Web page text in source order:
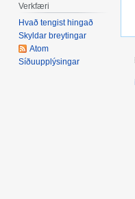
Verkfæri
Hvað tengist hingað
Skyldar breytingar
Atom
Síðuupplýsingar